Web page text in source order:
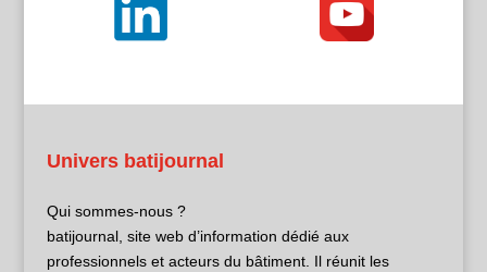
Univers batijournal
Qui sommes-nous ?
batijournal, site web d’information dédié aux
professionnels et acteurs du bâtiment. Il réunit les